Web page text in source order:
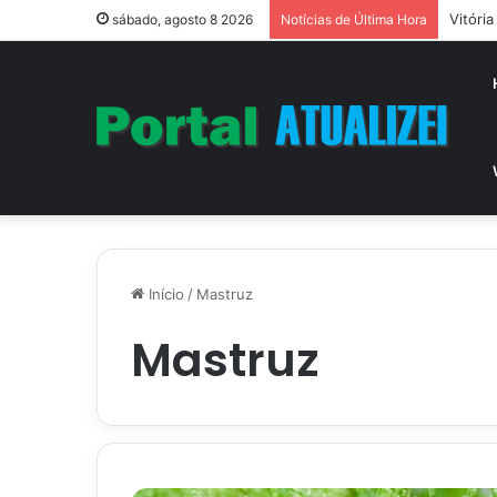
sábado, agosto 8 2026 Notícias de Última Hora
Início / Mastruz
Mastruz